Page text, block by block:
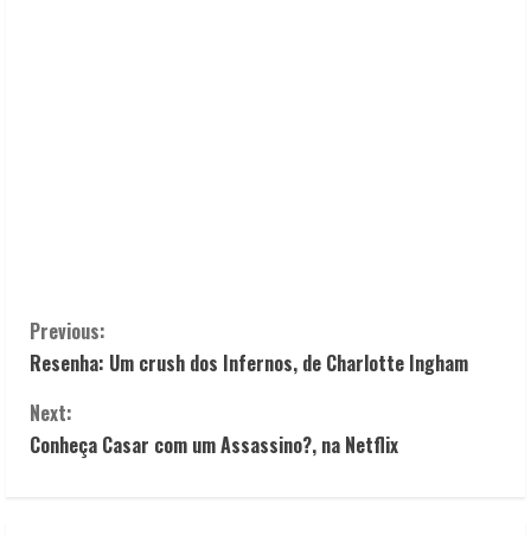
C
o
n
Previous:
Resenha: Um crush dos Infernos, de Charlotte Ingham
Next:
Conheça Casar com um Assassino?, na Netflix